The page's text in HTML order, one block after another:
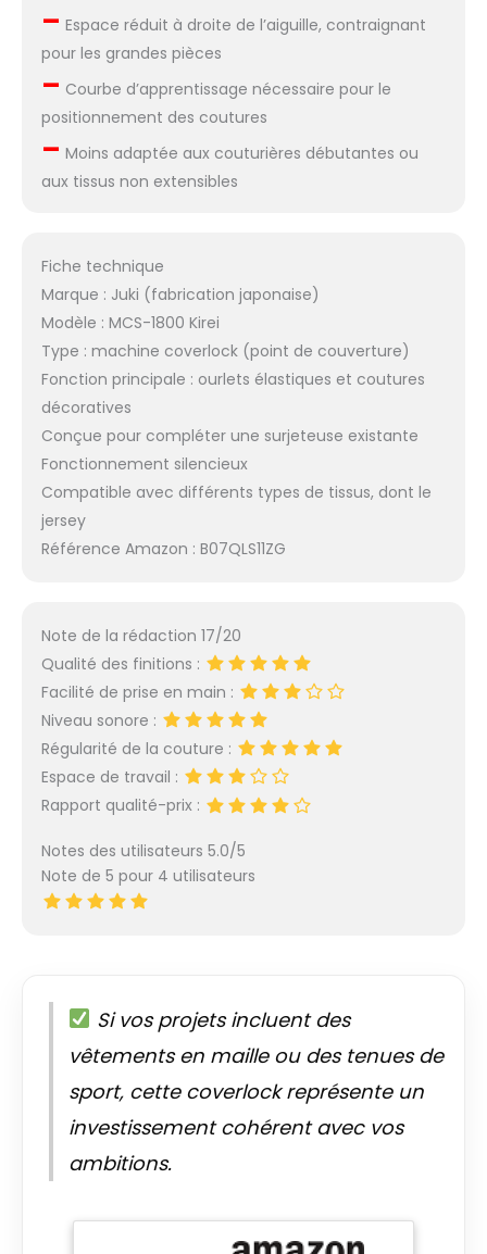
– Espace réduit à droite de l’aiguille, contraignant
pour les grandes pièces
– Courbe d’apprentissage nécessaire pour le
positionnement des coutures
– Moins adaptée aux couturières débutantes ou
aux tissus non extensibles
Fiche technique
Marque : Juki (fabrication japonaise)
Modèle : MCS-1800 Kirei
Type : machine coverlock (point de couverture)
Fonction principale : ourlets élastiques et coutures
décoratives
Conçue pour compléter une surjeteuse existante
Fonctionnement silencieux
Compatible avec différents types de tissus, dont le
jersey
Référence Amazon : B07QLS11ZG
Note de la rédaction 17/20
Qualité des finitions :
Facilité de prise en main :
Niveau sonore :
Régularité de la couture :
Espace de travail :
Rapport qualité-prix :
Notes des utilisateurs 5.0/5
Note de 5 pour 4 utilisateurs
Si vos projets incluent des
vêtements en maille ou des tenues de
sport, cette coverlock représente un
investissement cohérent avec vos
ambitions.